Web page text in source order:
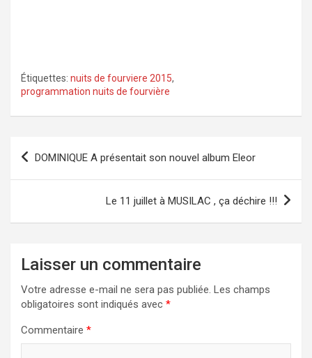
Étiquettes: nuits de fourviere 2015,
programmation nuits de fourvière
Navigation
DOMINIQUE A présentait son nouvel album Eleor
Le 11 juillet à MUSILAC , ça déchire !!!
Laisser un commentaire
Votre adresse e-mail ne sera pas publiée. Les champs
obligatoires sont indiqués avec *
Commentaire *